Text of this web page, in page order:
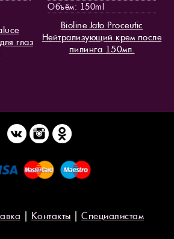
глаз
Объём: 150ml
Bioline Jato Proceutic
Нейтрализующий крем после
пилинга 150мл.
| Контакты | Специалистам